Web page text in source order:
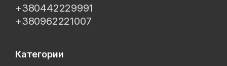
+380442229991
+380962221007
Категории